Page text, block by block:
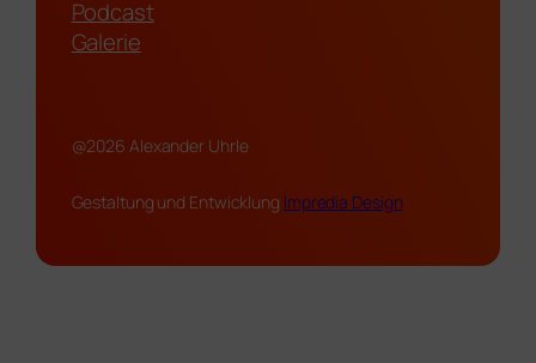
Podcast
Galerie
@2026 Alexander Uhrle
Gestaltung und Entwicklung Impredia Design